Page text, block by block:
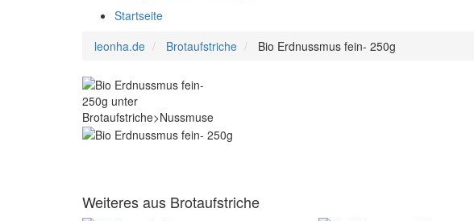
Startseite
leonha.de
Brotaufstriche Bio Erdnussmus fein- 250g
Weiteres aus Brotaufstriche